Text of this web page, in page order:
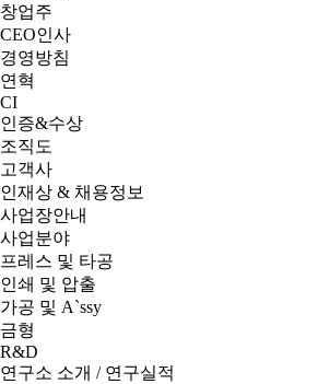
창업주
CEO인사
경영방침
연혁
CI
인증&수상
조직도
고객사
인재상 & 채용정보
사업장안내
사업분야
프레스 및 타공
인쇄 및 압출
가공 및 A`ssy
금형
R&D
연구소 소개 / 연구실적